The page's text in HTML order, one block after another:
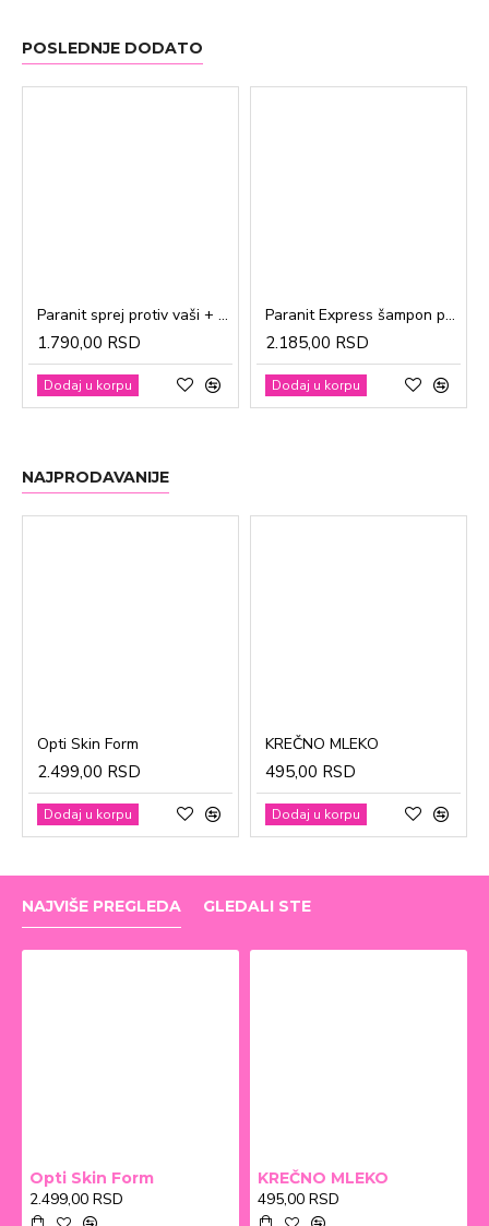
POSLEDNJE DODATO
Paranit sprej protiv vaši + češalj 100ml
1.790,00 RSD
Dodaj u korpu
Paranit Express šampon protiv vaši + češalj 200ml
2.185,00 RSD
Dodaj u korpu
NAJPRODAVANIJE
Opti Skin Form
2.499,00 RSD
Dodaj u korpu
KREČNO MLEKO
495,00 RSD
Dodaj u korpu
NAJVIŠE PREGLEDA GLEDALI STE
Opti Skin Form
2.499,00 RSD
KREČNO MLEKO
495,00 RSD